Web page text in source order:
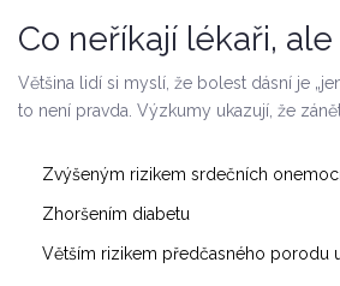
Co neříkají lékaři,
Většina lidí si myslí, že bolest dásní je
to není pravda. Výzkumy ukazují, že
Zvýšeným rizikem srdečních
Zhoršením diabetu
Větším rizikem předčasného porodu